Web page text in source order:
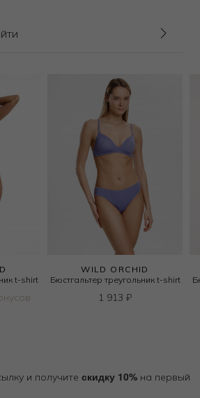
t-shirt
WILD ORCHID
Бюстгальтер треугольник t-shirt
1 913 ₽
и получите скидку 10% на первый